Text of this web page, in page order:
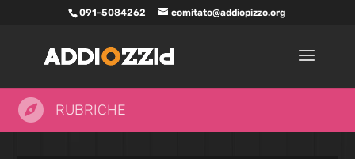
091-5084262 comitato@addiopizzo.org
 RUBRICHE